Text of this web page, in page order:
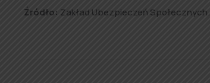
Źródło: Zakład Ubezpieczeń Społecznych.